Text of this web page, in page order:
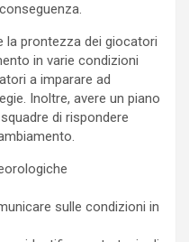
la prontezza dei giocatori
in varie condizioni
a imparare ad
Inoltre, avere un piano
di rispondere
sulle condizioni in